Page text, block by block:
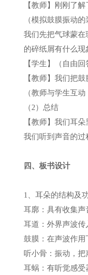
【教师】刚刚了
（模拟鼓膜振动
我们先把气球蒙
的碎纸屑有什么现
【学生】（自由回
【教师】我们把
（教师与学生互
（2）总结
【教师】我们耳
我们听到声音的
四、板书设计
1
、耳朵的结构及
耳廓：具有收集声
耳道：外界声波传
鼓膜：在声波作用
听小骨：振动，把
耳蜗：有听觉感受